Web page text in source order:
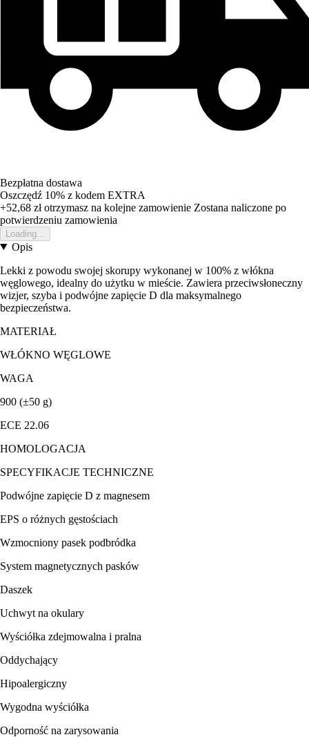
Bezpłatna dostawa
Oszczędź 10% z kodem EXTRA
+52,68 złotrzymasz na kolejne zamowienie Zostana naliczone po
potwierdzeniu zamowienia
Loading...
Opis
Lekki z powodu swojej skorupy wykonanej w 100% z włókna
węglowego, idealny do użytku w mieście. Zawiera przeciwsłoneczny
wizjer, szyba i podwójne zapięcie D dla maksymalnego
bezpieczeństwa.
MATERIAŁ
WŁÓKNO WĘGLOWE
WAGA
900 (±50 g)
ECE 22.06
HOMOLOGACJA
SPECYFIKACJE TECHNICZNE
Podwójne zapięcie D z magnesem
EPS o różnych gęstościach
Wzmocniony pasek podbródka
System magnetycznych pasków
Daszek
Uchwyt na okulary
Wyściółka zdejmowalna i pralna
Oddychający
Hipoalergiczny
Wygodna wyściółka
Odporność na zarysowania